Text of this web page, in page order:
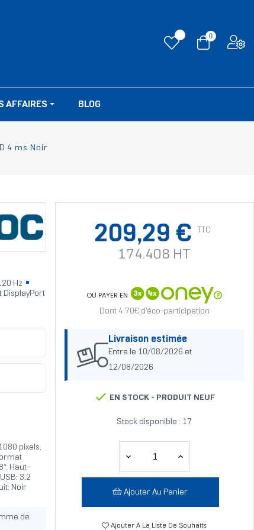
0
AFFAIRES BLOG
4 ms Noir
Hz
DisplayPort
pixels,
Haut-
3.2
Noir
de
209,29 € TTC
174.408 HT
OU PAYER EN
Dont 4.70€ d'éco-participation
Livraison estimée
Entre le 10/08/2026 et
12/08/2026
EN STOCK - PRODUIT NEUF
Stock disponible : 17
Ajouter Au Panier
Ajouter À La Liste De Souhaits